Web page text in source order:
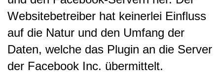
Websitebetreiber hat keinerlei Einfluss
auf die Natur und den Umfang der
Daten, welche das Plugin an die Server
der Facebook Inc. übermittelt.